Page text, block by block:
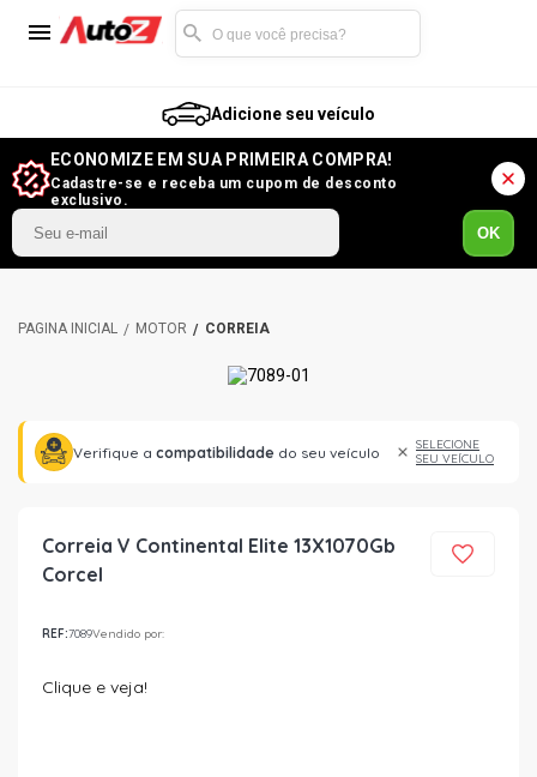
Adicione seu veículo
ECONOMIZE EM SUA PRIMEIRA COMPRA!
Cadastre-se e receba um cupom de desconto
exclusivo.
OK
MOTOR CORREIA
Verifique a compatibilidade do seu veículo
SELECIONE
SEU VEÍCULO
Correia V Continental Elite 13X1070Gb
Corcel
REF:7089Vendido por:
Clique e veja!